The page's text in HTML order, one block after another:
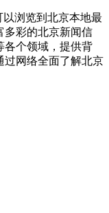
以浏览到北京本地最
多彩的北京新闻信
各个领域，提供背
过网络全面了解北京